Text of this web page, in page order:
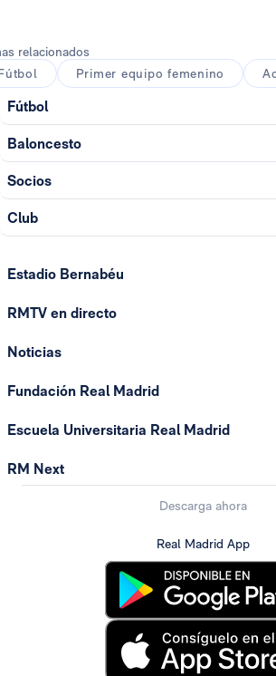
relacionados
Primer equipo femenino
Fútbol
Baloncesto
Socios
Club
Estadio Bernabéu
RMTV en directo
Noticias
Fundación Real Madrid
Escuela Universitaria Real Madrid
RM Next
Descarga ahora
Real Madrid App